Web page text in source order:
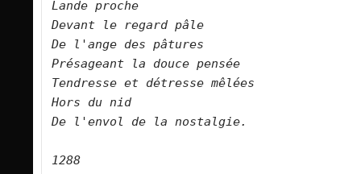
Lande proche
Devant le regard pâle
De l'ange des pâtures
Présageant la douce pensée
Tendresse et détresse mêlées
Hors du nid
De l'envol de la nostalgie.
1288